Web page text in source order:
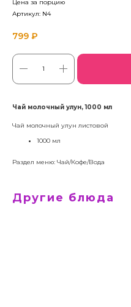
Цена за порцию
Артикул: N4
799 ₽
Чай молочный улун, 1000 мл
Чай молочный улун листовой
1000 мл
Раздел меню: Чай/Кофе/Вода
Другие блюда